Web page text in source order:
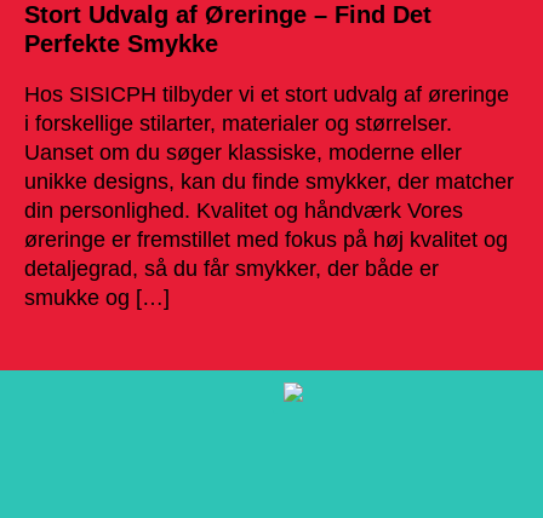
Stort Udvalg af Øreringe – Find Det
Perfekte Smykke
Hos SISICPH tilbyder vi et stort udvalg af øreringe
i forskellige stilarter, materialer og størrelser.
Uanset om du søger klassiske, moderne eller
unikke designs, kan du finde smykker, der matcher
din personlighed. Kvalitet og håndværk Vores
øreringe er fremstillet med fokus på høj kvalitet og
detaljegrad, så du får smykker, der både er
smukke og […]